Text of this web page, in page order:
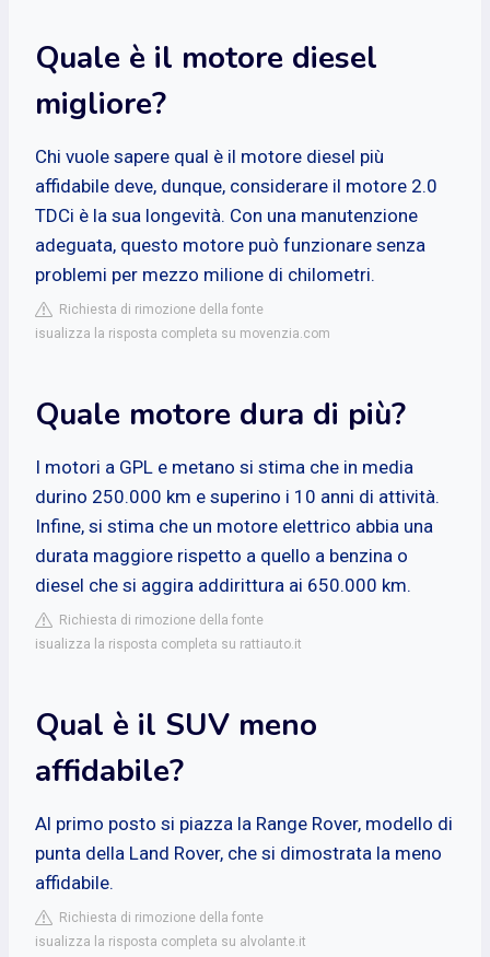
Quale è il motore diesel
migliore?
Chi vuole sapere qual è il motore diesel più
affidabile deve, dunque, considerare il motore 2.0
TDCi è la sua longevità. Con una manutenzione
adeguata, questo motore può funzionare senza
problemi per mezzo milione di chilometri.
Richiesta di rimozione della fonte
isualizza la risposta completa su movenzia.com
Quale motore dura di più?
I motori a GPL e metano si stima che in media
durino 250.000 km e superino i 10 anni di attività.
Infine, si stima che un motore elettrico abbia una
durata maggiore rispetto a quello a benzina o
diesel che si aggira addirittura ai 650.000 km.
Richiesta di rimozione della fonte
isualizza la risposta completa su rattiauto.it
Qual è il SUV meno
affidabile?
Al primo posto si piazza la Range Rover, modello di
punta della Land Rover, che si dimostrata la meno
affidabile.
Richiesta di rimozione della fonte
isualizza la risposta completa su alvolante.it